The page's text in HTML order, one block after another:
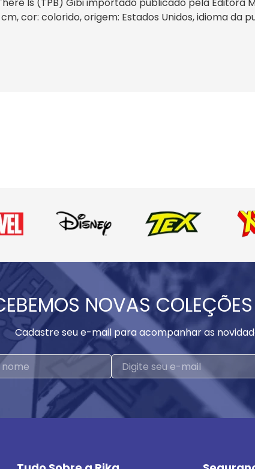
cor: colorido, origem: Estados Unidos, idioma da
NOVAS
Cadastre seu e-mail para acompanhar as